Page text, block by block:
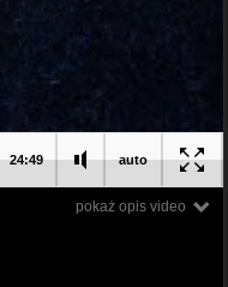
auto
24:49
pokaż opis video